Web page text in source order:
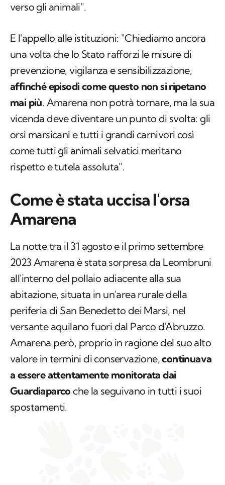
verso gli animali".
E l'appello alle istituzioni: "Chiediamo ancora
una volta che lo Stato rafforzi le misure di
prevenzione, vigilanza e sensibilizzazione,
affinché episodi come questo non si ripetano
mai più. Amarena non potrà tornare, ma la sua
vicenda deve diventare un punto di svolta: gli
orsi marsicani e tutti i grandi carnivori così
come tutti gli animali selvatici meritano
rispetto e tutela assoluta".
Come è stata uccisa l'orsa
Amarena
La notte tra il 31 agosto e il primo settembre
2023 Amarena è stata sorpresa da Leombruni
all'interno del pollaio adiacente alla sua
abitazione, situata in un'area rurale della
periferia di San Benedetto dei Marsi, nel
versante aquilano fuori dal Parco d'Abruzzo.
Amarena però, proprio in ragione del suo alto
valore in termini di conservazione,continuava
a essere attentamente monitorata dai
Guardiaparco che la seguivano in tutti i suoi
spostamenti.